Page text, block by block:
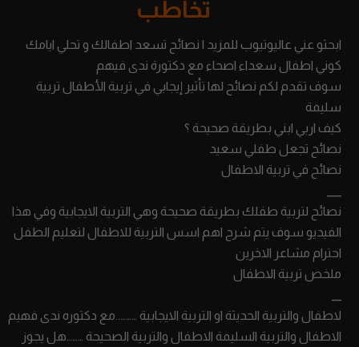
تخاطب
ابحثو عني عاليوتيوب للمزيد | نصائح تسعد اطفالك و تحلي ايامك
كوني اطفال سعداء اصحاء مع دكتورة ندى فيهم
سوف تقدم لكم نصائح لها تأثير إيجابي في تربية الأطفال تربية
سليمة
كيف اربي ابني بطريقة صحيحة ؟
نصائح تجعل طفلي سعيد
نصائح في تربية الاطفال
نصائح لتربية طفلك بطريقة صحيحة وهي التربية الايجابية وفي هذا
الفيديو سوف يتم شرح اهم اسس التربية للاطفال لتعليم الطفل
احترام مشاعر الاخرين
ملخص تربية الاطفال
لاطفال والتربية الحديثة او التربية الايجابية ………..مع دكتوره ندى فهيم
الاطفال والتربية السليمة الاطفال والتربية الصحيحة ………هل يجوز